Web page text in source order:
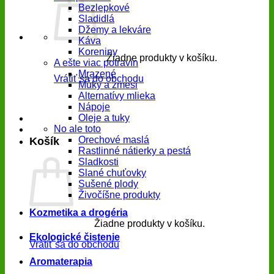
Žiadne produkty v košíku.
Vrátiť sa do obchodu
Košík
Žiadne produkty v košíku.
Vrátiť sa do obchodu
Bezlepkové
Sladidlá
Džemy a lekváre
Káva
Koreniny
A ešte viac potravín
Mrazené
Múky a zmesi
Alternatívy mlieka
Nápoje
Oleje a tuky
No ale toto
Orechové maslá
Rastlinné nátierky a pestá
Sladkosti
Slané chuťovky
Sušené plody
Živočíšne produkty
Kozmetika a drogéria
Ekologické čistenie
Aromaterapia